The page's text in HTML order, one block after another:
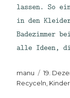
lassen. So
in den
Badezimmer
alle Ideen,
Autor
manu
am
19.
Recyceln,